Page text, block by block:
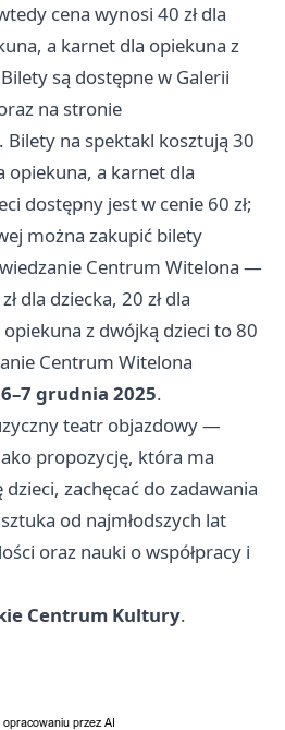
cena wynosi 40 zł dla
a karnet dla opiekuna z
są dostępne w Galerii
na stronie
na spektakl kosztują 30
opiekuna, a karnet dla
dostępny jest w cenie 60 zł;
można zakupić bilety
Centrum Witelona —
dla dziecka, 20 zł dla
z dwójką dzieci to 80
Centrum Witelona
6–7 grudnia 2025.
teatr objazdowy —
propozycję, która ma
zachęcać do zadawania
od najmłodszych lat
oraz nauki o współpracy i
Centrum Kultury.